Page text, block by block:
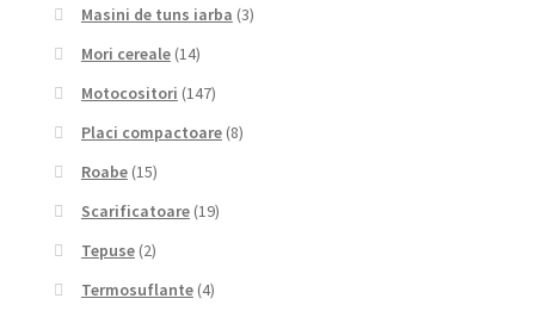
Masini de tuns iarba (3)
Mori cereale (14)
Motocositori (147)
Placi compactoare (8)
Roabe (15)
Scarificatoare (19)
Tepuse (2)
Termosuflante (4)